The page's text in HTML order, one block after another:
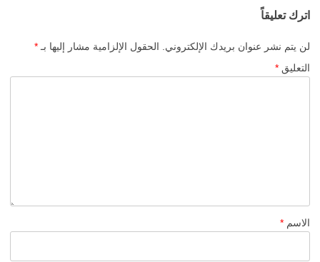
اترك تعليقاً
لن يتم نشر عنوان بريدك الإلكتروني. الحقول الإلزامية مشار إليها بـ *
التعليق *
الاسم *